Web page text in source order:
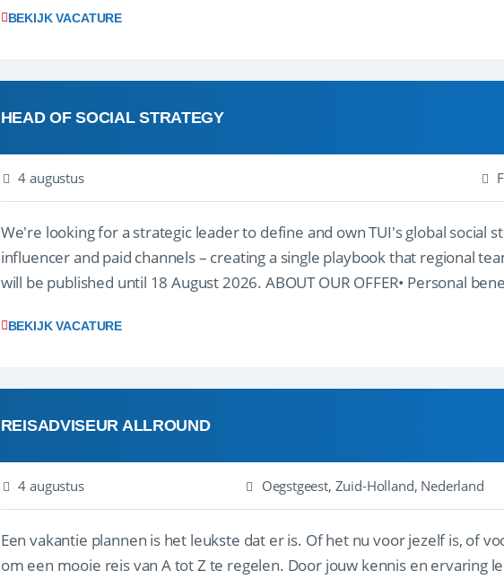
BEKIJK VACATURE
HEAD OF SOCIAL STRATEGY
4 augustus
We're looking for a strategic leader to define and own TUI's global social
influencer and paid channels – creating a single playbook that regional
will be published until 18 August 2026. ABOUT OUR OFFER• Personal
BEKIJK VACATURE
REISADVISEUR ALLROUND
4 augustus Oegstgeest, Zuid-Holland, Nederland
Een vakantie plannen is het leukste dat er is. Of het nu voor jezelf is, of
om een mooie reis van A tot Z te regelen. Door jouw kennis en ervaring